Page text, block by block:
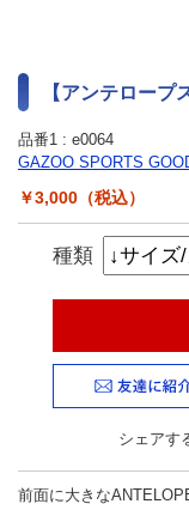
【アンテロー
品番1 : e0064
GAZOO SPORTS
￥3,000（税込）
種類
シェアす
前面に大きな